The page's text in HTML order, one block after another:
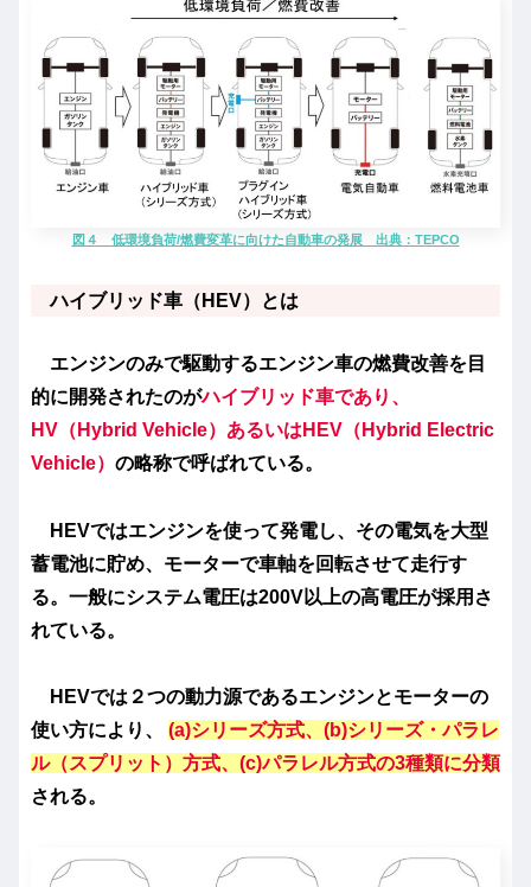
図４ 低環境負荷/燃費変革に向けた自動車の発展 出典：TEPCO
ハイブリッド車（HEV）とは
エンジンのみで駆動するエンジン車の燃費改善を目
的に開発されたのがハイブリッド車であり、
HV（Hybrid Vehicle）あるいはHEV（Hybrid Electric
Vehicle） の略称で呼ばれている。
HEVではエンジンを使って発電し、その電気を大型
蓄電池に貯め、モーターで車軸を回転させて走行す
る。一般にシステム電圧は200V以上の高電圧が採用さ
れている。
HEVでは２つの動力源であるエンジンとモーターの
使い方により、 (a)シリーズ方式、(b)シリーズ・パラレ
ル（スプリット）方式、(c)パラレル方式の3種類に分類
される。